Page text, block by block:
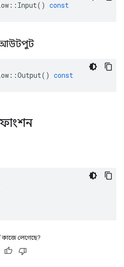
:: Input() const
::Output() const
কাজে লেগেছে?